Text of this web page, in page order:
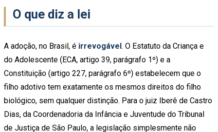
O que diz a lei
A adoção, no Brasil, é irrevogável. O Estatuto da Criança e
do Adolescente (ECA, artigo 39, parágrafo 1º) e a
Constituição (artigo 227, parágrafo 6º) estabelecem que o
filho adotivo tem exatamente os mesmos direitos do filho
biológico, sem qualquer distinção. Para o juiz Iberê de Castro
Dias, da Coordenadoria da Infância e Juventude do Tribunal
de Justiça de São Paulo, a legislação simplesmente não